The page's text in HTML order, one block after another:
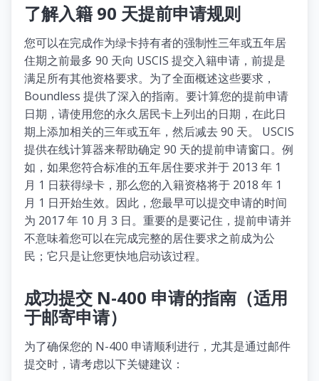
了解入籍 90 天提前申请规则
您可以在完成作为绿卡持有者的强制性三年或五年居
住期之前最多 90 天向 USCIS 提交入籍申请，前提是
满足所有其他资格要求。为了全面概述这些要求，
Boundless 提供了深入的指南。要计算您的提前申请
日期，请使用您的永久居民卡上列出的日期，在此日
期上添加相关的三年或五年，然后减去 90 天。 USCIS
提供在线计算器来帮助确定 90 天的提前申请窗口。例
如，如果您符合标准的五年居住要求并于 2013 年 1
月 1 日获得绿卡，那么您的入籍资格将于 2018 年 1
月 1 日开始生效。因此，您最早可以提交申请的时间
为 2017 年 10 月 3 日。重要的是要记住，提前申请并
不意味着您可以在完成完整的居住要求之前成为公
民；它只是让您更快地启动该过程。
成功提交 N-400 申请的指南（适用
于邮寄申请）
为了确保您的 N-400 申请顺利进行，尤其是通过邮件
提交时，请考虑以下关键建议：